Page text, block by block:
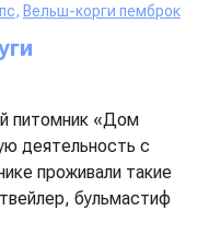
, Вельш-корги пемброк
питомник «Дом
деятельность с
проживали такие
бульмастиф